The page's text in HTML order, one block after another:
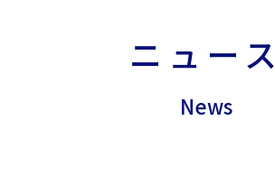
ニュース
News